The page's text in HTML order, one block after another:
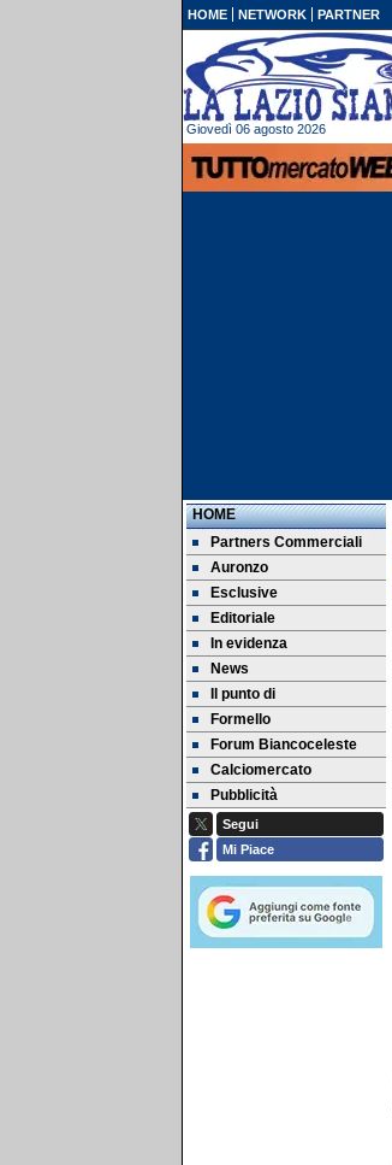
HOME NETWORK PARTNER
Giovedì 06 agosto 2026
HOME
Partners Commerciali
Auronzo
Esclusive
Editoriale
In evidenza
News
Il punto di
Formello
Forum Biancoceleste
Calciomercato
Pubblicità
Segui
Mi Piace